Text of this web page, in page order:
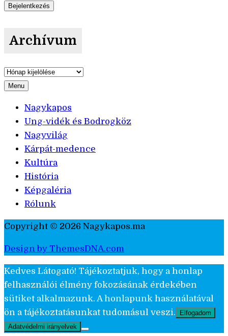
Archívum
Archívum
Menu
Nagykapos
Ung-vidék és Bodrogköz
Nagyvilág
Kárpát-medence
Kultúra
História
Képgaléria
Rólunk
Copyright © 2026 Nagykapos.ma
Design by ThemesDNA.com
Kedves Látogató! Tájékoztatjuk, hogy a honlap
felhasználói élmény fokozásának érdekében
sütiket alkalmazunk. A honlapunk használatával
ön a tájékoztatásunkat tudomásul veszi.
Elfogadom
Adatvédelmi irányelvek